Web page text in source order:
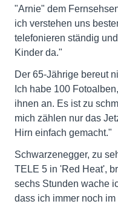
"Arnie" dem
ich verstehen uns
telefonieren ständig
Kinder da."
Der 65-Jährige bereut
Ich habe 100
ihnen an. Es ist zu
mich zählen nur das
Hirn einfach gemacht."
Schwarzenegger, zu
TELE 5 in 'Red Heat',
sechs Stunden wache
dass ich immer noch